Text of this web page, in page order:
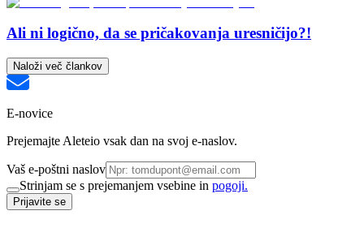
Ali ni logično, da se pričakovanja uresničijo?!
Naloži več člankov
E-novice
Prejemajte Aleteio vsak dan na svoj e-naslov.
Vaš e-poštni naslov
Strinjam se s prejemanjem vsebine in pogoji.
Prijavite se